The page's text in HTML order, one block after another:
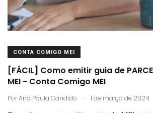
CONTA COMIGO MEI
[FÁCIL] Como emitir guia de
MEI ~ Conta Comigo MEI
PorAna Paula Cândido . 1 de março de 2024